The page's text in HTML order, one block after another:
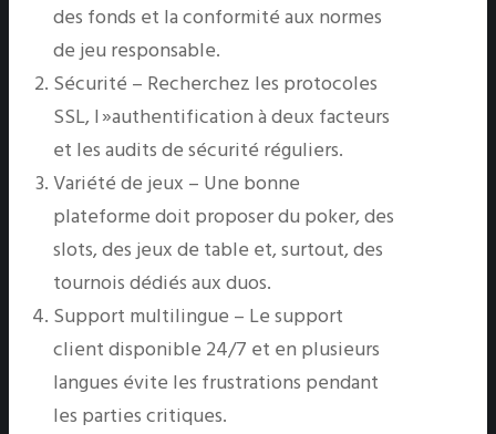
des fonds et la conformité aux normes
de jeu responsable.
Sécurité – Recherchez les protocoles
SSL, l »authentification à deux facteurs
et les audits de sécurité réguliers.
Variété de jeux – Une bonne
plateforme doit proposer du poker, des
slots, des jeux de table et, surtout, des
tournois dédiés aux duos.
Support multilingue – Le support
client disponible 24/7 et en plusieurs
langues évite les frustrations pendant
les parties critiques.